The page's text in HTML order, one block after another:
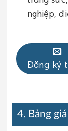
nghiệp,
Đăng ký
4. Bảng